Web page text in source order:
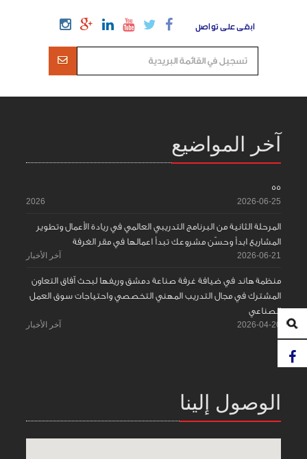
ابقى على تواصل
آخر المواضيع
55
2026-06-25
2026
المرحلة الثانية من البرنامج التدريبي العالمي في ريادة الأعمال وتطوير
المشاريع ابدأ وحسّن مشروعك تبدأ اعمالها في مقر الغرفة
2026-06-21 آخر الأخبار
منظمة هاند في ضيافة غرفة صناعة دمشق وريفها لبحث آفاق التعاون
المشترك في مجال التدريب المهني التخصصي واحتياجات سوق العمل
الصناعي
2026-04-20 آخر الأخبار
الوصول إلينا